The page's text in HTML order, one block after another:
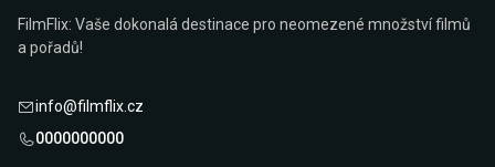
FilmFlix: Vaše dokonalá destinace pro neomezené množství filmů
a pořadů!
info@filmflix.cz
0000000000